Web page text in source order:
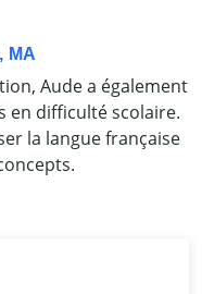
MA
Aude a également
en difficulté scolaire.
la langue française